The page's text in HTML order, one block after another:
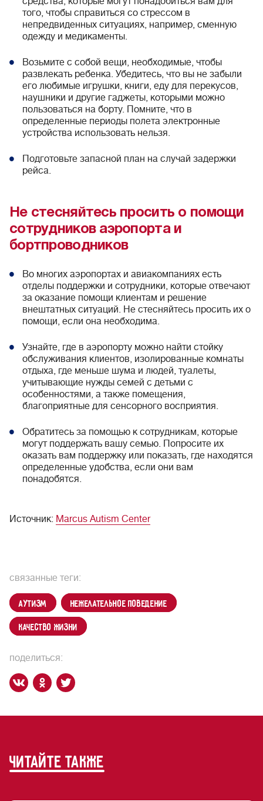
того, чтобы справиться со стрессом в
непредвиденных ситуациях, например, сменную
одежду и медикаменты.
Возьмите с собой вещи, необходимые, чтобы
развлекать ребенка. Убедитесь, что вы не забыли
его любимые игрушки, книги, еду для перекусов,
наушники и другие гаджеты, которыми можно
пользоваться на борту. Помните, что в
определенные периоды полета электронные
устройства использовать нельзя.
Подготовьте запасной план на случай задержки
рейса.
Не стесняйтесь просить о помощи
сотрудников аэропорта и
бортпроводников
Во многих аэропортах и авиакомпаниях есть
отделы поддержки и сотрудники, которые отвечают
за оказание помощи клиентам и решение
внештатных ситуаций. Не стесняйтесь просить их о
помощи, если она необходима.
Узнайте, где в аэропорту можно найти стойку
обслуживания клиентов, изолированные комнаты
отдыха, где меньше шума и людей, туалеты,
учитывающие нужды семей с детьми с
особенностями, а также помещения,
благоприятные для сенсорного восприятия.
Обратитесь за помощью к сотрудникам, которые
могут поддержать вашу семью. Попросите их
оказать вам поддержку или показать, где находятся
определенные удобства, если они вам
понадобятся.
Источник: Marcus Autism Center
поделиться:
связанные теги:
аутизм нежелательное поведение
качество жизни
читайте также